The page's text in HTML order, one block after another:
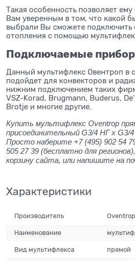
Такая особенность позволяет
Вам уверенным в том, что какой
выбрали Вы сможете подключить
отопления с помощью
Подключаемые
Данный мультифлекс Овентроп в
подойдет для конвекторов и
нижним подключением таких
VSZ-Korad, Brugmann, Buderus,
Brotje и многие другие.
Купить мультифлекс Oventrop
присоединительный G3/4 НГ x G3/
Просто наберите +7 (495) 902 54
505 27 39 (бесплатно для
корзину сайта, или напишите на
Характеристики
Производитель Oventrop
Наименование
Вид мультифлекса прямой